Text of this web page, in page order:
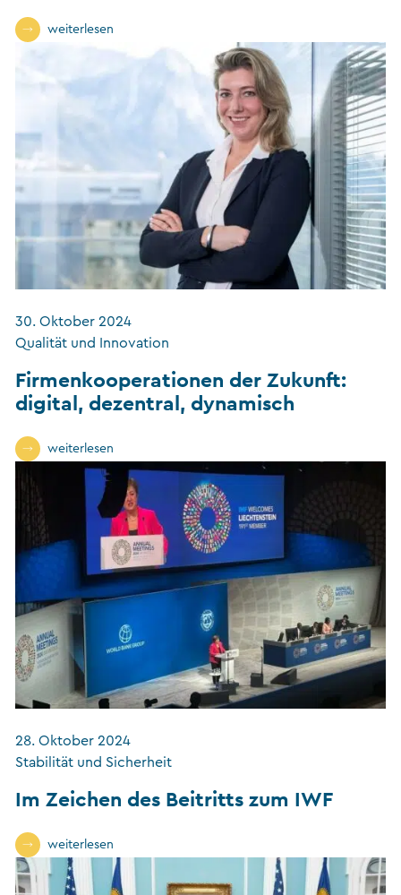
weiterlesen
30. Oktober 2024
Qualität und Innovation
Firmenkooperationen der Zukunft:
digital, dezentral, dynamisch
weiterlesen
28. Oktober 2024
Stabilität und Sicherheit
Im Zeichen des Beitritts zum IWF
weiterlesen